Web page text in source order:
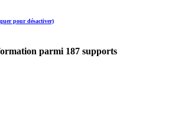
pour désactiver)
parmi 187 supports